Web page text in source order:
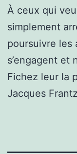
À ceux qui
simplement
poursuivre les
s’engagent et
Fichez leur la
Jacques Frantz